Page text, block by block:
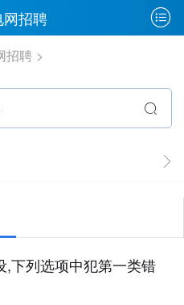
招聘
招聘
,下列选项中犯第一类错